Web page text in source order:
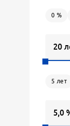
0 %
5 лет